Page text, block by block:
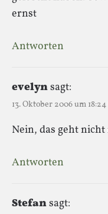
ernst
Antworten
evelynsagt:
13. Oktober 2006 um
Nein, das geht
Antworten
Stefansagt: